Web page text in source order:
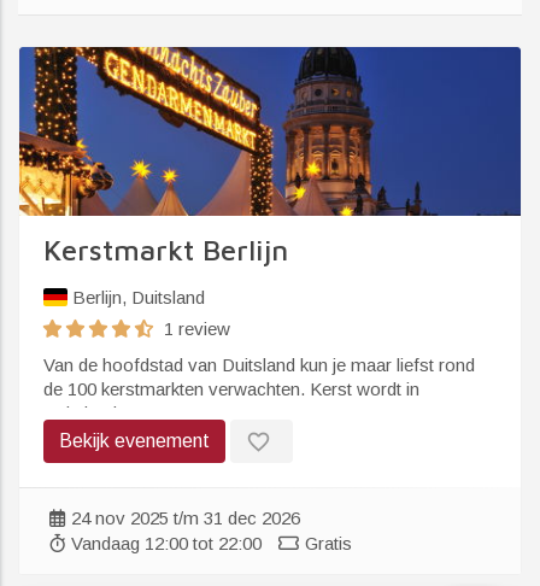
Kerstmarkt Berlijn
Berlijn, Duitsland
1 review
Van de hoofdstad van Duitsland kun je maar liefst rond
de 100 kerstmarkten verwachten. Kerst wordt in
Duitsland...
Bekijk evenement
favorite_border
24 nov 2025 t/m 31 dec 2026
Vandaag 12:00 tot 22:00
Gratis